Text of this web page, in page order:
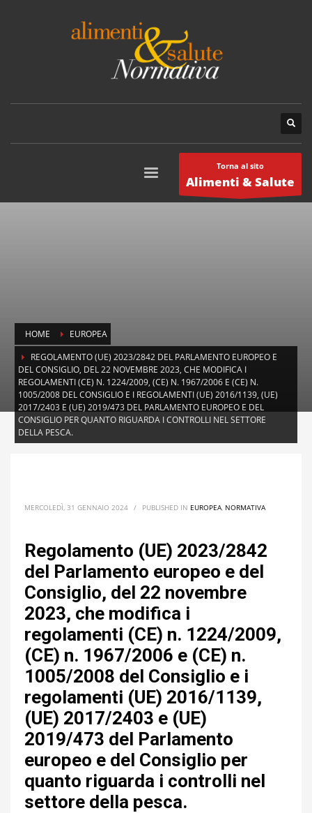
Torna al sito
Alimenti & Salute
HOME
EUROPEA
REGOLAMENTO (UE) 2023/2842 DEL PARLAMENTO EUROPEO E
DEL CONSIGLIO, DEL 22 NOVEMBRE 2023, CHE MODIFICA I
REGOLAMENTI (CE) N. 1224/2009, (CE) N. 1967/2006 E (CE) N.
1005/2008 DEL CONSIGLIO E I REGOLAMENTI (UE) 2016/1139, (UE)
2017/2403 E (UE) 2019/473 DEL PARLAMENTO EUROPEO E DEL
CONSIGLIO PER QUANTO RIGUARDA I CONTROLLI NEL SETTORE
DELLA PESCA.
MERCOLEDÌ, 31 GENNAIO 2024 / PUBLISHED IN EUROPEA, NORMATIVA
Regolamento (UE) 2023/2842
del Parlamento europeo e del
Consiglio, del 22 novembre
2023, che modifica i
regolamenti (CE) n. 1224/2009,
(CE) n. 1967/2006 e (CE) n.
1005/2008 del Consiglio e i
regolamenti (UE) 2016/1139,
(UE) 2017/2403 e (UE)
2019/473 del Parlamento
europeo e del Consiglio per
quanto riguarda i controlli nel
settore della pesca.